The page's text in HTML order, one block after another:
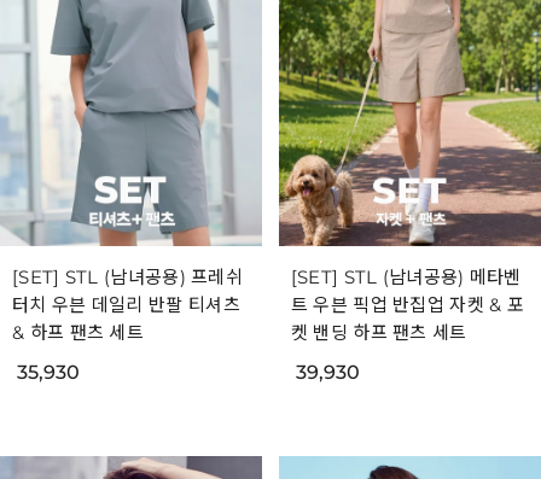
[SET] STL (남녀공용) 프레쉬
터치 우븐 데일리 반팔 티셔츠
& 하프 팬츠 세트
35,930
[SET] STL (남녀공용) 메타벤
트 우븐 픽업 반집업 자켓 & 포
켓 밴딩 하프 팬츠 세트
39,930